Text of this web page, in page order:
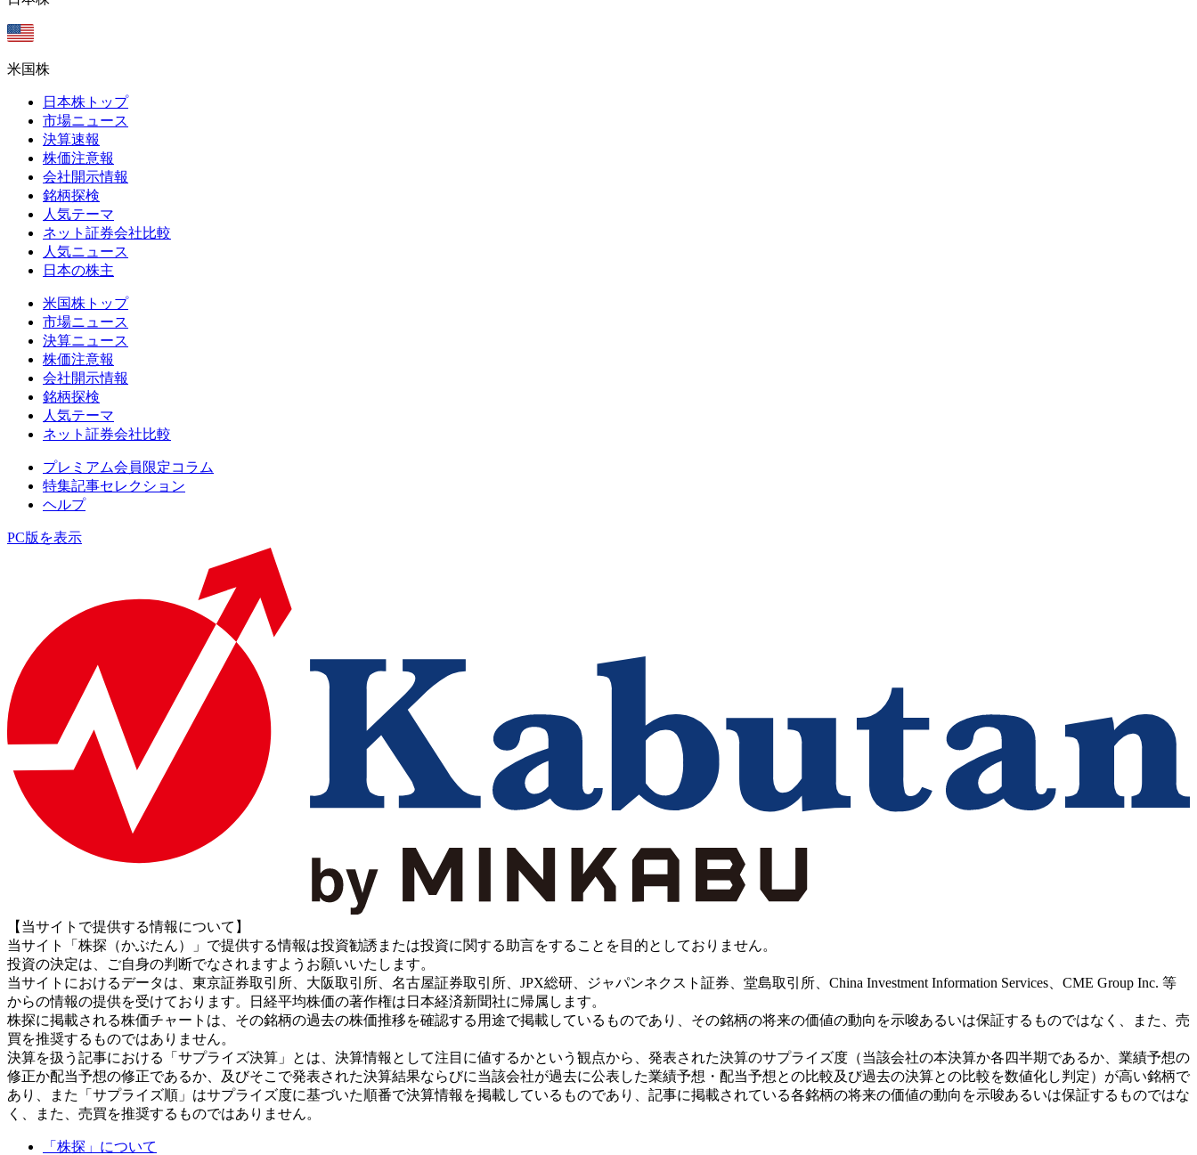
米国株
日本株トップ
市場ニュース
決算速報
株価注意報
会社開示情報
銘柄探検
人気テーマ
ネット証券会社比較
人気ニュース
日本の株主
米国株トップ
市場ニュース
決算ニュース
株価注意報
会社開示情報
銘柄探検
人気テーマ
ネット証券会社比較
プレミアム会員限定コラム
特集記事セレクション
ヘルプ
PC版を表示
【当サイトで提供する情報について】
当サイト「株探（かぶたん）」で提供する情報は投資勧誘または投資に関する助言をすることを目的としておりません。
投資の決定は、ご自身の判断でなされますようお願いいたします。
当サイトにおけるデータは、東京証券取引所、大阪取引所、名古屋証券取引所、JPX総研、ジャパンネクスト証券、堂島取引所、China Investment Information Services、CME Group Inc. 等
からの情報の提供を受けております。日経平均株価の著作権は日本経済新聞社に帰属します。
株探に掲載される株価チャートは、その銘柄の過去の株価推移を確認する用途で掲載しているものであり、その銘柄の将来の価値の動向を示唆あるいは保証するものではなく、また、売
買を推奨するものではありません。
決算を扱う記事における「サプライズ決算」とは、決算情報として注目に値するかという観点から、発表された決算のサプライズ度（当該会社の本決算か各四半期であるか、業績予想の
修正か配当予想の修正であるか、及びそこで発表された決算結果ならびに当該会社が過去に公表した業績予想・配当予想との比較及び過去の決算との比較を数値化し判定）が高い銘柄で
あり、また「サプライズ順」はサプライズ度に基づいた順番で決算情報を掲載しているものであり、記事に掲載されている各銘柄の将来の価値の動向を示唆あるいは保証するものではな
く、また、売買を推奨するものではありません。
「株探」について